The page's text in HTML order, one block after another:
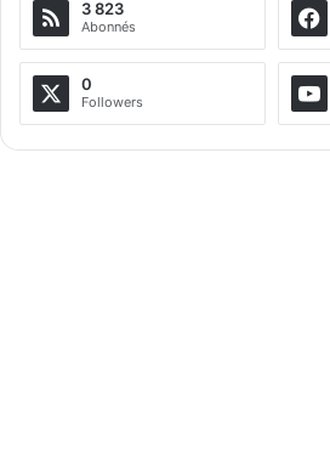
3 823
Abonnés
0
Followers